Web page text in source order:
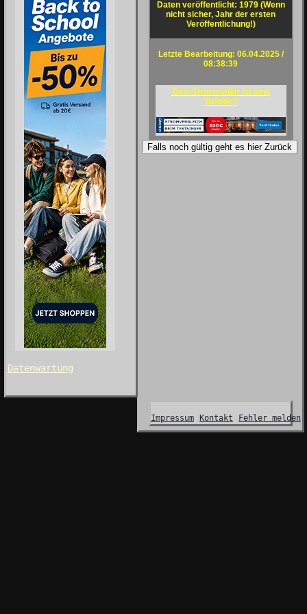
Datenwartung
Daten veröffentlicht: 1979 (Wenn
nicht sicher, Jahr der ersten
Veröffentlichung!)
Letzte Bearbeitung: 06.04.2025 /
08:38:39
Dein Stromzähler ist eine
Turbine?
Falls noch gültig geht es hier Zurück
Impressum Kontakt Fehler melden